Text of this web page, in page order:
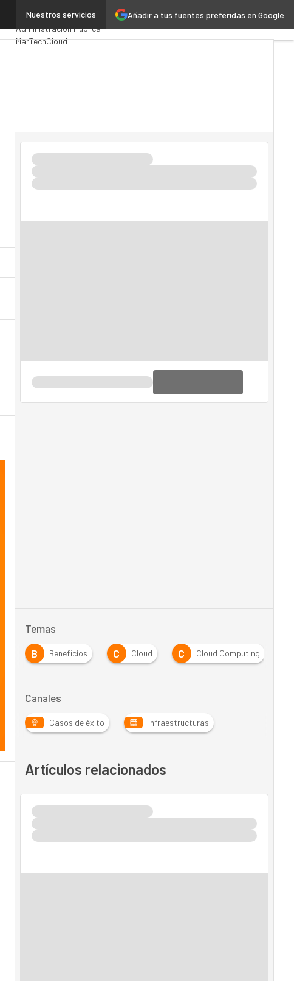
Añadir a tus fuentes preferidas en Google
Nuestros servicios
Premios ComputingAnalytics
Administración Pública
MarTechCloud
Temas
B Beneficios C Cloud C Cloud Computing
Canales
Casos de éxito Infraestructuras
Artículos relacionados